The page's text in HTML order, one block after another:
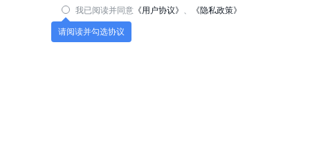
我已阅读并同意 《用户协议》 《隐私政策》
请阅读并勾选协议